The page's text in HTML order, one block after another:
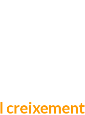
creixement